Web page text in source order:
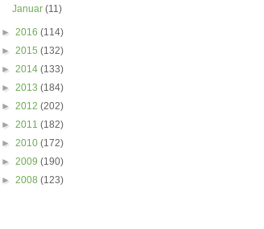
Januar(11)
► 2016 (114)
► 2015 (132)
► 2014 (133)
► 2013 (184)
► 2012 (202)
► 2011 (182)
► 2010 (172)
► 2009 (190)
► 2008 (123)